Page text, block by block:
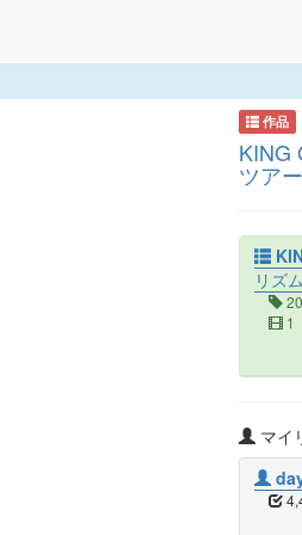
作品
KING
ツア
リズ
1
マイ